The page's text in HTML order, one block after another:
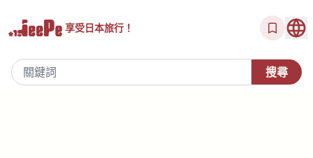
享受日本旅行！